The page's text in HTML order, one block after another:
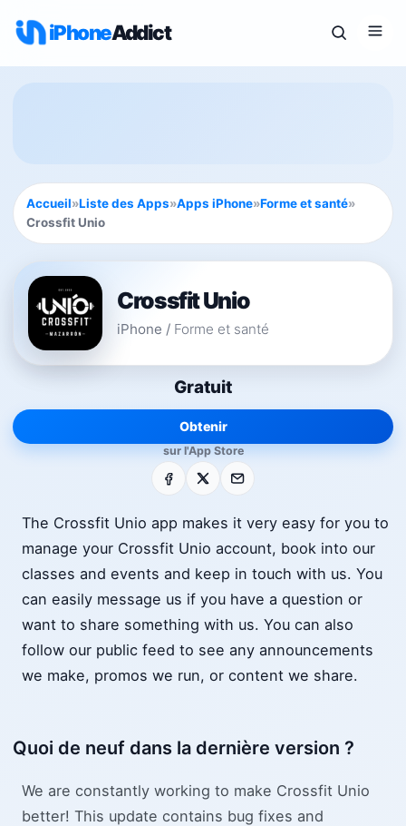
iPhoneAddict
Accueil»Liste des Apps»Apps iPhone»Forme et santé»
Crossfit Unio
Crossfit Unio
iPhone / Forme et santé
Gratuit
Obtenir
sur l'App Store
Facebook E-mail
The Crossfit Unio app makes it very easy for you to
manage your Crossfit Unio account, book into our
classes and events and keep in touch with us. You
can easily message us if you have a question or
want to share something with us. You can also
follow our public feed to see any announcements
we make, promos we run, or content we share.
Quoi de neuf dans la dernière version ?
We are constantly working to make Crossfit Unio
better! This update contains bug fixes and